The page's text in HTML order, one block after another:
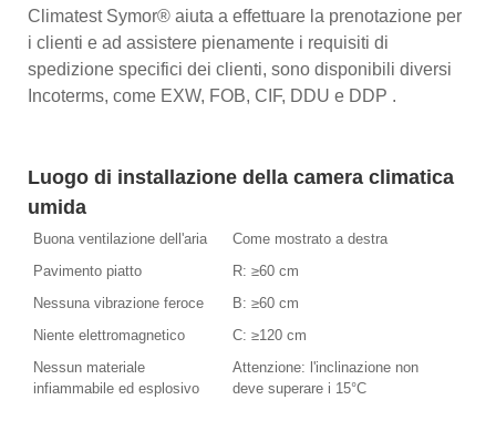
Climatest Symor® aiuta a effettuare la prenotazione per
i clienti e ad assistere pienamente i requisiti di
spedizione specifici dei clienti, sono disponibili diversi
Incoterms, come EXW, FOB, CIF, DDU e DDP .
Luogo di installazione della camera climatica
umida
Buona ventilazione dell'aria
Come mostrato a destra
Pavimento piatto
R: ≥60 cm
Nessuna vibrazione feroce
B: ≥60 cm
Niente elettromagnetico
C: ≥120 cm
Nessun materiale
infiammabile ed esplosivo
Attenzione: l'inclinazione non
deve superare i 15°C